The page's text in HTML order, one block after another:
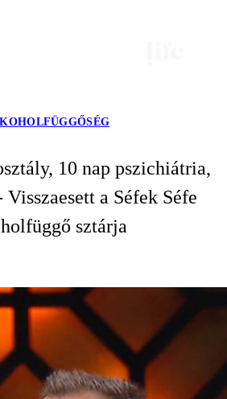
10 nap pszichiátria,
a Séfek Séfe
sztárja